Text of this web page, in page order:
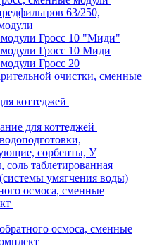
63/250,
Гросс 10 "Миди"
Гросс 10 Миди
Гросс 20
очистки, сменные
коттеджей
для коттеджей
сорбенты, У
соль таблетированная
умягчения воды)
осмоса, сменные
осмоса, сменные